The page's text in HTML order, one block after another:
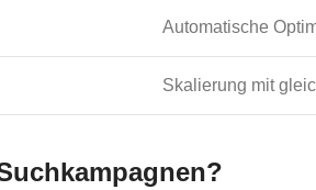
Automatische
Skalierung mit